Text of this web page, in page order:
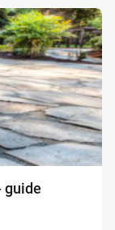
guide